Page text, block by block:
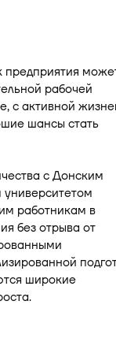
рабочей
с активной
шансы стать
с Донским
университетом
работникам в
без отрыва от
широкие